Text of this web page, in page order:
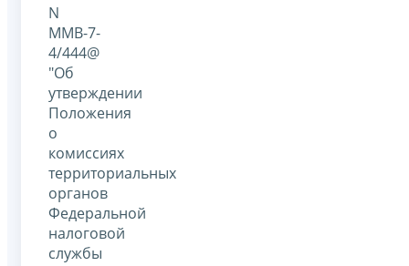
N
ММВ-7-
4/444@
"Об
утверждении
Положения
о
комиссиях
территориальных
органов
Федеральной
налоговой
службы